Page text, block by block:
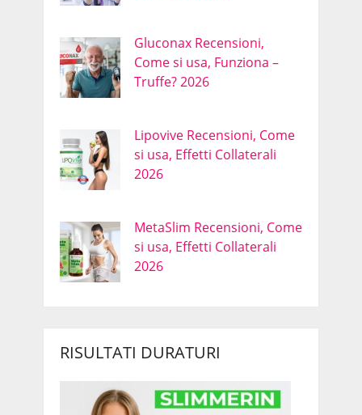
Gluconax Recensioni,
Come si usa, Funziona –
Truffe? 2026
Lipovive Recensioni, Come
si usa, Effetti Collaterali
2026
MetaSlim Recensioni, Come
si usa, Effetti Collaterali
2026
RISULTATI DURATURI